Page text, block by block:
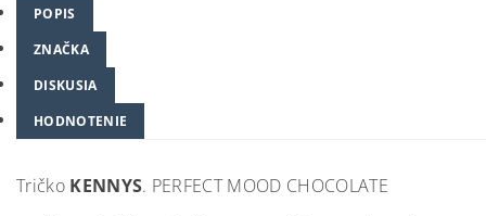
POPIS
ZNAČKA
DISKUSIA
HODNOTENIE
Tričko KENNYS. PERFECT MOOD CHOCOLATE